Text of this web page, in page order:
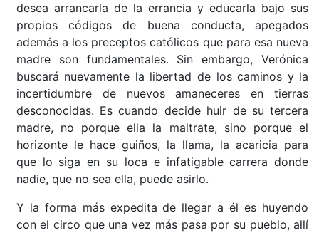
desea arrancarla de la errancia y educarla bajo sus
propios códigos de buena conducta, apegados
además a los preceptos católicos que para esa nueva
madre son fundamentales. Sin embargo, Verónica
buscará nuevamente la libertad de los caminos y la
incertidumbre de nuevos amaneceres en tierras
desconocidas. Es cuando decide huir de su tercera
madre, no porque ella la maltrate, sino porque el
horizonte le hace guiños, la llama, la acaricia para
que lo siga en su loca e infatigable carrera donde
nadie, que no sea ella, puede asirlo.
Y la forma más expedita de llegar a él es huyendo
con el circo que una vez más pasa por su pueblo, allí